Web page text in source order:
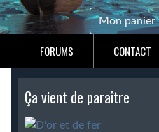
Mon panier
FORUMS CONTACT
Ça vient de paraître